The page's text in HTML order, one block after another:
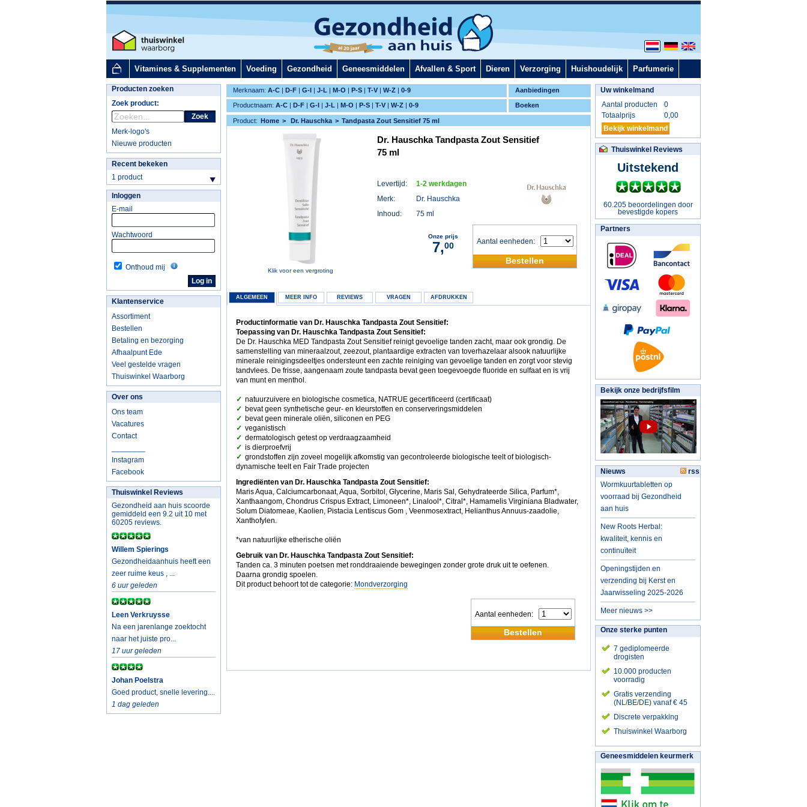
Vitamines & Supplementen Voeding Gezondheid Geneesmiddelen Afvallen & Sport Dieren Verzorging Huishoudelijk Parfumerie
Aanbiedingen
Merknaam: A-C | D-F | G-I | J-L | M-O | P-S | T-V | W-Z | 0-9
Boeken
Productnaam: A-C | D-F | G-I | J-L | M-O | P-S | T-V | W-Z | 0-9
Producten zoeken
Zoek product:
Zoek
Merk-logo's
Nieuwe producten
Recent bekeken
1 product
Inloggen
E-mail
Wachtwoord
Onthoud mij
Klantenservice
Assortiment
Bestellen
Betaling en bezorging
Afhaalpunt Ede
Veel gestelde vragen
Thuiswinkel Waarborg
Over ons
Ons team
Vacatures
Contact
Instagram
Facebook
Thuiswinkel Reviews
Gezondheid aan huis scoorde
gemiddeld een 9.2 uit 10 met
60205 reviews.
Willem Spierings
Gezondheidaanhuis heeft een
zeer ruime keus , ...
6 uur geleden
Leen Verkruysse
Na een jarenlange zoektocht
naar het juiste pro...
17 uur geleden
Johan Poelstra
Goed product, snelle levering....
1 dag geleden
Product: Home Dr. Hauschka Tandpasta Zout Sensitief 75 ml
Klik voor een vergroting
Dr. Hauschka Tandpasta Zout Sensitief
75 ml
Levertijd:
1-2 werkdagen
Merk:
Dr. Hauschka
Inhoud:
75 ml
Aantal eenheden:
Bestellen
Onze prijs
7,00
ALGEMEEN MEER INFO REVIEWS VRAGEN AFDRUKKEN
Productinformatie van Dr. Hauschka Tandpasta Zout Sensitief:
Toepassing van Dr. Hauschka Tandpasta Zout Sensitief:
De Dr. Hauschka MED Tandpasta Zout Sensitief reinigt gevoelige tanden zacht, maar ook grondig. De
samenstelling van mineraalzout, zeezout, plantaardige extracten van toverhazelaar alsook natuurlijke
minerale reinigingsdeeltjes ondersteunt een zachte reiniging van gevoelige tanden en zorgt voor stevig
tandvlees. De frisse, aangenaam zoute tandpasta bevat geen toegevoegde fluoride en sulfaat en is vrij
van munt en menthol.
✓ natuurzuivere en biologische cosmetica, NATRUE gecertificeerd (certificaat)
✓ bevat geen synthetische geur- en kleurstoffen en conserveringsmiddelen
✓ bevat geen minerale oliën, siliconen en PEG
✓ veganistisch
✓ dermatologisch getest op verdraagzaamheid
✓ is dierproefvrij
✓ grondstoffen zijn zoveel mogelijk afkomstig van gecontroleerde biologische teelt of biologisch-
dynamische teelt en Fair Trade projecten
Ingrediënten van Dr. Hauschka Tandpasta Zout Sensitief:
Maris Aqua, Calciumcarbonaat, Aqua, Sorbitol, Glycerine, Maris Sal, Gehydrateerde Silica, Parfum*,
Xanthaangom, Chondrus Crispus Extract, Limoneen*, Linalool*, Citral*, Hamamelis Virginiana Bladwater,
Solum Diatomeae, Kaolien, Pistacia Lentiscus Gom , Veenmosextract, Helianthus Annuus-zaadolie,
Xanthofylen.
*van natuurlijke etherische oliën
Gebruik van Dr. Hauschka Tandpasta Zout Sensitief:
Tanden ca. 3 minuten poetsen met ronddraaiende bewegingen zonder grote druk uit te oefenen.
Daarna grondig spoelen.
Dit product behoort tot de categorie: Mondverzorging
Aantal eenheden:
Bestellen
Uw winkelmand
Aantal producten
0
Totaalprijs
0,00
Bekijk winkelmand
Thuiswinkel Reviews
Uitstekend
60.205 beoordelingen door
bevestigde kopers
Partners
Bekijk onze bedrijfsfilm
Nieuws
rss
Wormkuurtabletten op
voorraad bij Gezondheid
aan huis
New Roots Herbal:
kwaliteit, kennis en
continuïteit
Openingstijden en
verzending bij Kerst en
Jaarwisseling 2025-2026
Meer nieuws >>
Onze sterke punten
7 gediplomeerde
drogisten
10.000 producten
voorradig
Gratis verzending
(NL/BE/DE) vanaf € 45
Discrete verpakking
Thuiswinkel Waarborg
Geneesmiddelen keurmerk